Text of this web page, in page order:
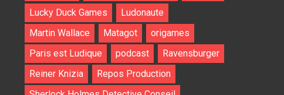
Lucky Duck Games
Ludonaute
Martin Wallace
Matagot
origames
Paris est Ludique
podcast
Ravensburger
Reiner Knizia
Repos Production